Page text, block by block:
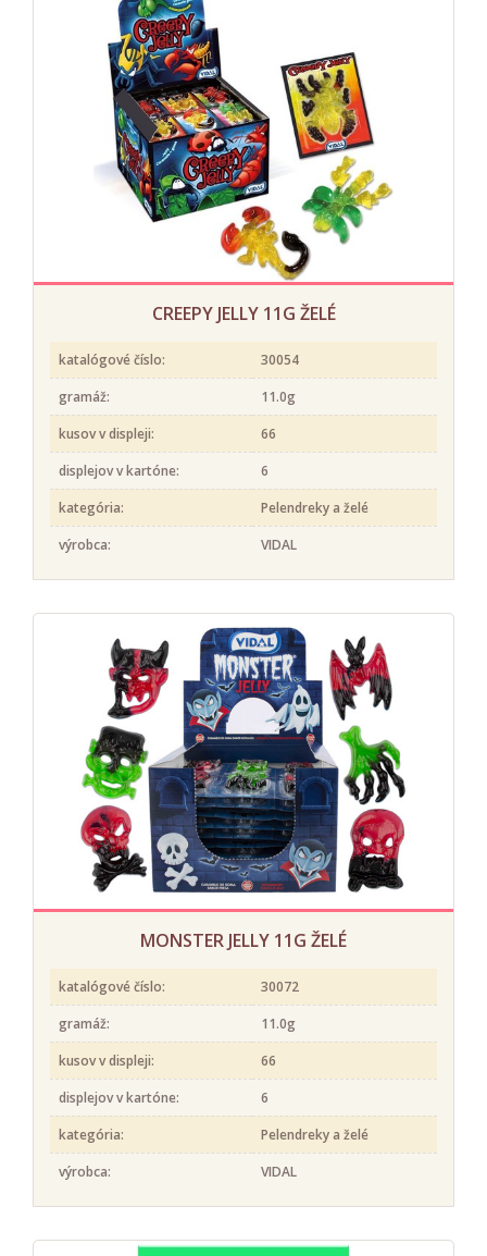
CREEPY JELLY 11G ŽELÉ
katalógové číslo:
30054
gramáž:
11.0g
kusov v displeji:
66
displejov v kartóne:
6
kategória:
Pelendreky a želé
výrobca:
VIDAL
MONSTER JELLY 11G ŽELÉ
katalógové číslo:
30072
gramáž:
11.0g
kusov v displeji:
66
displejov v kartóne:
6
kategória:
Pelendreky a želé
výrobca:
VIDAL